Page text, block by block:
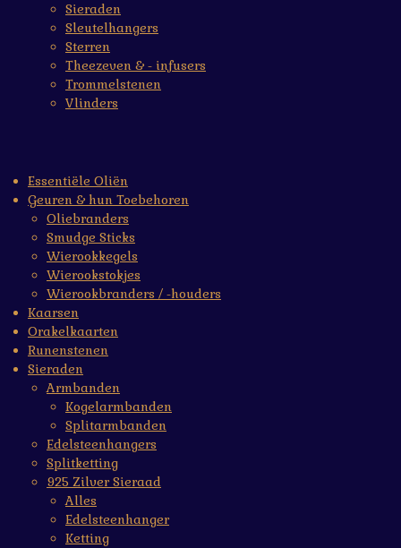
Sieraden
Sleutelhangers
Sterren
Theezeven & - infusers
Trommelstenen
Vlinders
Essentiële Oliën
Geuren & hun Toebehoren
Oliebranders
Smudge Sticks
Wierookkegels
Wierookstokjes
Wierookbranders / -houders
Kaarsen
Orakelkaarten
Runenstenen
Sieraden
Armbanden
Kogelarmbanden
Splitarmbanden
Edelsteenhangers
Splitketting
925 Zilver Sieraad
Alles
Edelsteenhanger
Ketting